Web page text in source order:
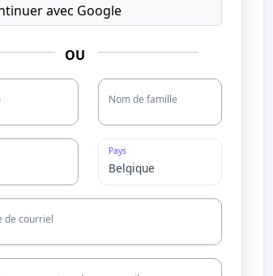
avec Google
OU
Nom de famille
Pays
de courriel